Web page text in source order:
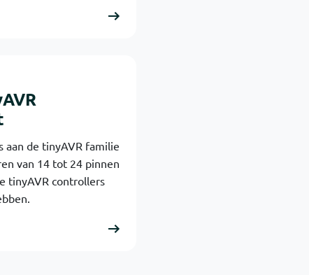
de tinyAVR familie
van 14 tot 24 pinnen
tinyAVR controllers